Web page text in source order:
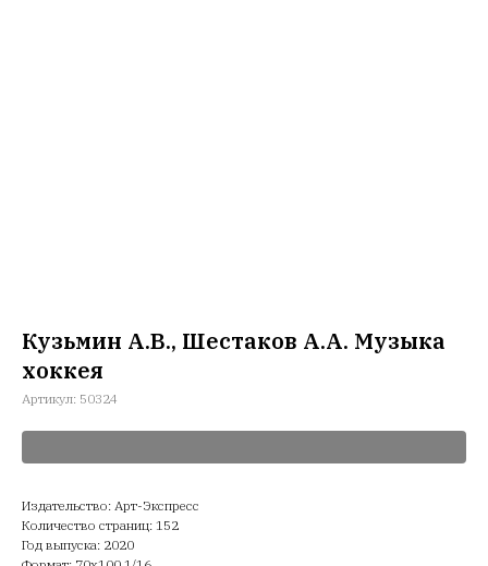
Кузьмин А.В., Шестаков А.А. Музыка
хоккея
Артикул: 50324
Издательство: Арт-Экспресс
Количество страниц: 152
Год выпуска: 2020